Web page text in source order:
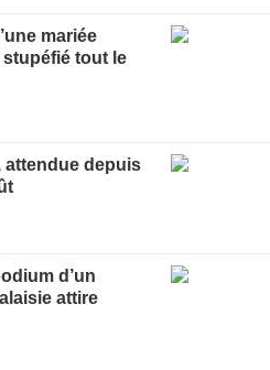
mariée
stupéfié tout le
attendue depuis
d’un
attire